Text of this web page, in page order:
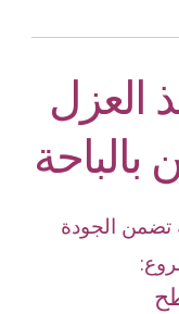
العزل
تضمن الجودة